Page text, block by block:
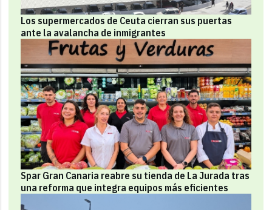
Los supermercados de Ceuta cierran sus puertas
ante la avalancha de inmigrantes
Spar Gran Canaria reabre su tienda de La Jurada tras
una reforma que integra equipos más eficientes